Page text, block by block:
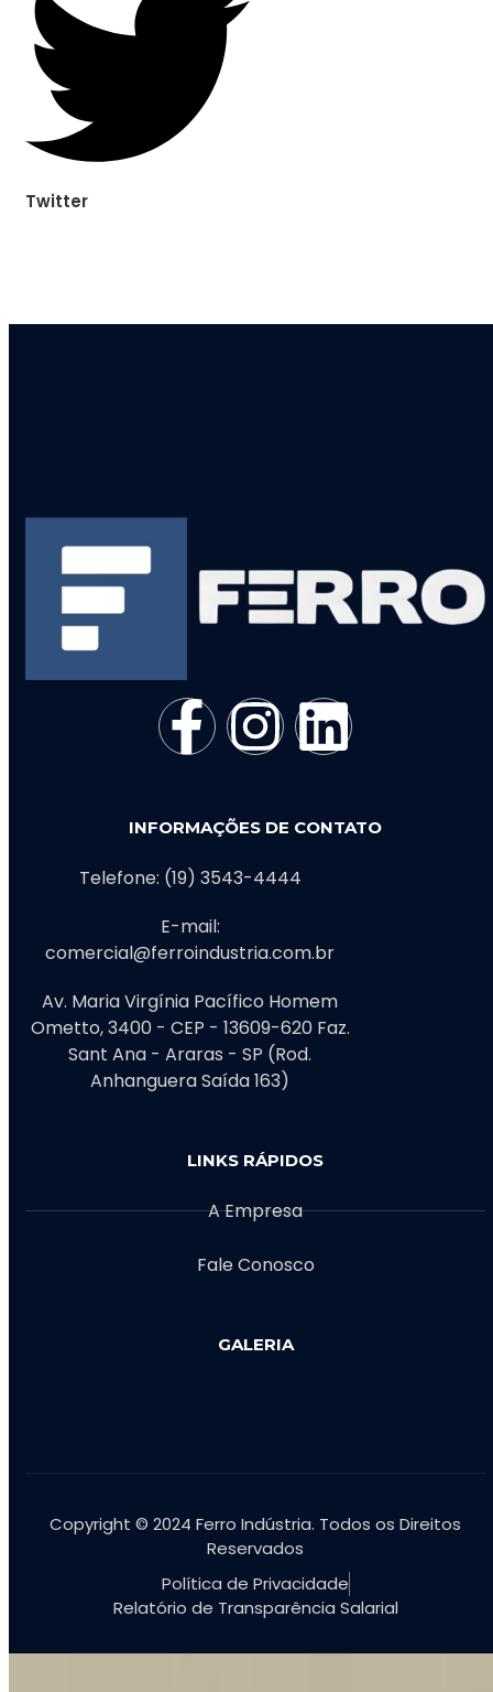
Twitter
INFORMAÇÕES DE CONTATO
Telefone: (19) 3543-4444
E-mail:
comercial@ferroindustria.com.br
Av. Maria Virgínia Pacífico Homem
Ometto, 3400 - CEP - 13609-620 Faz.
Sant Ana - Araras - SP (Rod.
Anhanguera Saída 163)
LINKS RÁPIDOS
A Empresa
Fale Conosco
GALERIA
Copyright © 2024 Ferro Indústria. Todos os Direitos
Reservados
Política de Privacidade
Relatório de Transparência Salarial